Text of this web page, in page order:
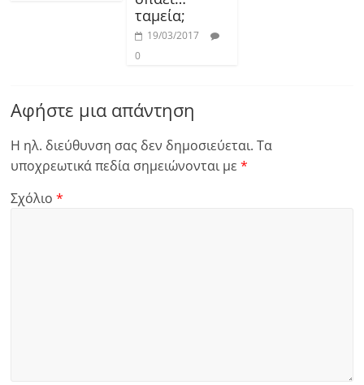
ταμεία;
19/03/2017
0
Αφήστε μια απάντηση
Η ηλ. διεύθυνση σας δεν δημοσιεύεται. Τα
υποχρεωτικά πεδία σημειώνονται με*
Σχόλιο*